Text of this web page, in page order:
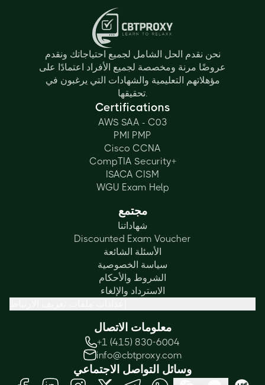
نحن نقدم الحل الشامل لجميع احتياجاتك ونقدم
عروضًا مرنة ومخصصة لجميع الأفراد اعتمادًا على
مؤهلاتهم التعليمية والشهادات التي يرغبون في
تحقيقها.
Certifications
AWS SAA - C03
PMI PMP
Cisco CCNA
CompTIA Security+
ISACA CISM
WGU Exam Help
مجتمع
شهاداتنا
Discounted Exam Voucher
الأسئلة الشائعة
سياسة الخصوصية
الشروط والأحكام
الاسترداد والإلغاء
معلومات الاتصال
+1 (415) 830-6004
info@cbtproxy.com
وسائل التواصل الاجتماعي